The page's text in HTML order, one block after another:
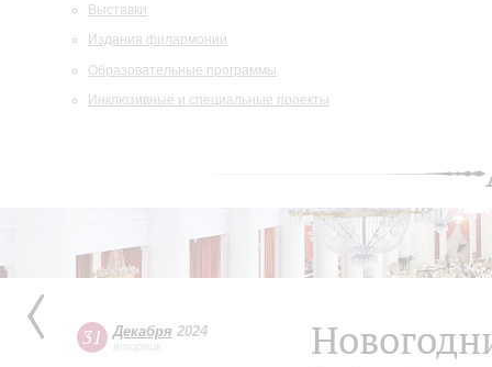
Выставки
Издания филармонии
Образовательные программы
Инклюзивные и специальные проекты
31 Декабря 2024
вторник